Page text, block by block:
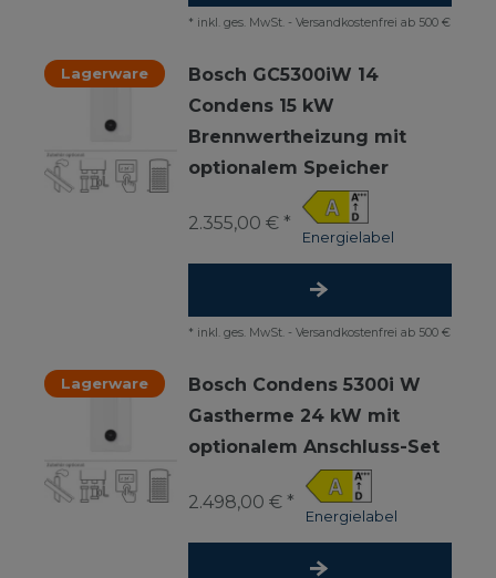
* inkl. ges. MwSt. - Versandkostenfrei ab 500 €
Lagerware
Bosch GC5300iW 14
Condens 15 kW
Brennwertheizung mit
optionalem Speicher
Energielabel
2.355,00 € *
* inkl. ges. MwSt. - Versandkostenfrei ab 500 €
Lagerware
Bosch Condens 5300i W
Gastherme 24 kW mit
optionalem Anschluss-Set
Energielabel
2.498,00 € *